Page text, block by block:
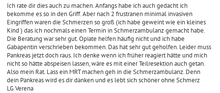
Ich rate dir dies auch zu machen. Anfangs habe ich auch gedacht ich
bekomme es so in den Griff. Aber nach 2 frustranen minimal invasiven
Eingriffen waren die Schmerzen so groß (ich habe geweint wie ein kleines
Kind ) das ich nochmals einen Termin in Schmerzambulanz gemacht habe.
Die Beratung war sehr gut. Opiate helfen häufig nicht und ich habe
Gabapentin verschrieben bekommen. Das hat sehr gut geholfen. Leider muss
Pankreas jetzt doch raus. Ich denke wenn ich früher reagiert hätte und mich
nicht so hätte abspeisen lassen, wäre es mit einer Teilresektion auch getan.
Also mein Rat. Lass ein MRT machen geh in die Schmerzambulanz. Denn
dein Pankreas wird es dir danken und es lebt sich schöner ohne Schmerz
LG Verena